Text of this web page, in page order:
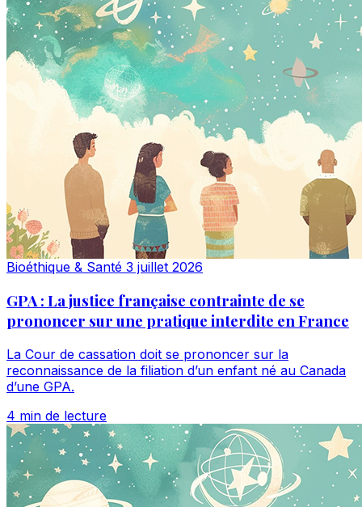
Bioéthique & Santé 3 juillet 2026
GPA : La justice française contrainte de se
prononcer sur une pratique interdite en France
La Cour de cassation doit se prononcer sur la
reconnaissance de la filiation d’un enfant né au Canada
d’une GPA.
4 min de lecture